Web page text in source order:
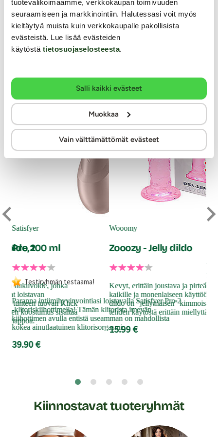
tuotevalikoimaamme, verkkokaupan toimivuuden
seuraamiseen ja markkinointiin. Halutessasi voit myös
kieltäytyä muista kuin verkkokaupalle pakollisista
evästeistä. Lue lisää evästeiden
käytöstä tietosuojaselosteesta.
Salli kaikki evästeet
Muokkaa
Vain välttämättömät evästeet
Muut asiakkaat ostivat
100 ml
liukuvoide, jonka
loistavan
tunteen tuovan Klick
koostumus sisältää
Satisfyer
Pro 2
Testiryhmän testaama!
Paranna intiimihyvinvointiasi loistavalla Satisfyer Pro 2
-klitoriskiihottimella! Tämän klitorista imevän
kiihottimen avulla entistä useamman on mahdollista
kokea ainutlaatuinen klitorisorgasmi.
39.90 €
Wooomy
Zooozy - Jelly dildo
Kevyt, erittäin joustava ja pirteän
kaikille ja monenlaiseen käyttöön.
dildo on "jellymäisen" kimmoisa ja
tehden käytöstä erittäin
15.99 €
Kiinnostavat tuoteryhmät